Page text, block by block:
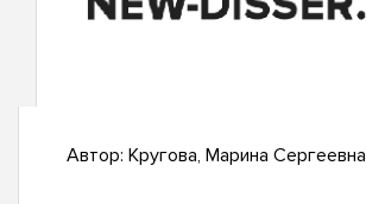
Автор: Кругова, Марина Сергеевна